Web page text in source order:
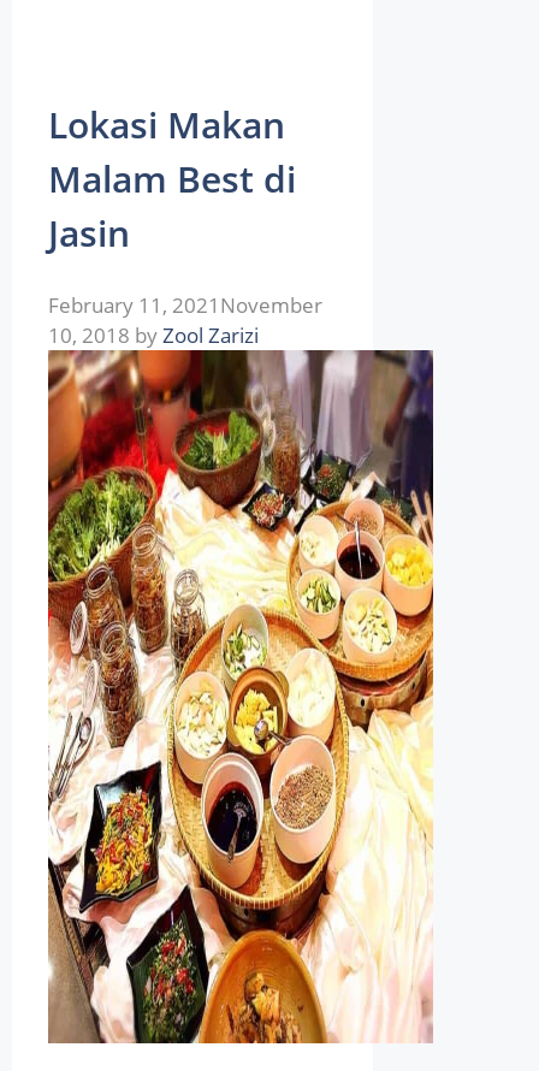
Lokasi Makan
Malam Best di
Jasin
February 11, 2021 November
10, 2018 byZool Zarizi